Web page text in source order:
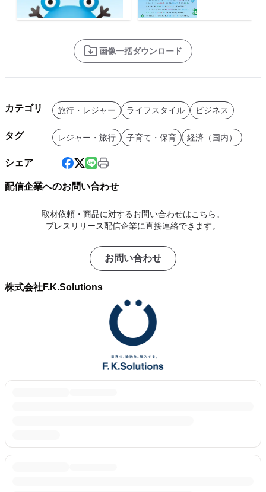
画像一括ダウンロード
カテゴリ 旅行・レジャー ライフスタイル ビジネス
タグ レジャー・旅行 子育て・保育 経済（国内）
シェア
配信企業へのお問い合わせ
取材依頼・商品に対するお問い合わせはこちら。
プレスリリース配信企業に直接連絡できます。
お問い合わせ
株式会社F.K.Solutions